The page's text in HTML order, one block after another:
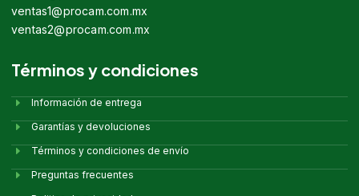
ventas1@procam.com.mx
ventas2@procam.com.mx
Términos y condiciones
Información de entrega
Garantías y devoluciones
Términos y condiciones de envío
Preguntas frecuentes